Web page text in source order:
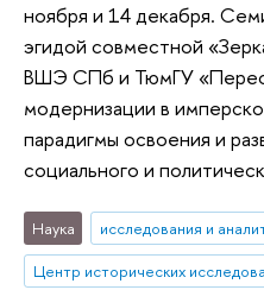
ноября и 14 декабря.
эгидой совместной
ВШЭ СПб и ТюмГУ
модернизации в
парадигмы освоения и
социального и
Наука исследования и
Центр исторических